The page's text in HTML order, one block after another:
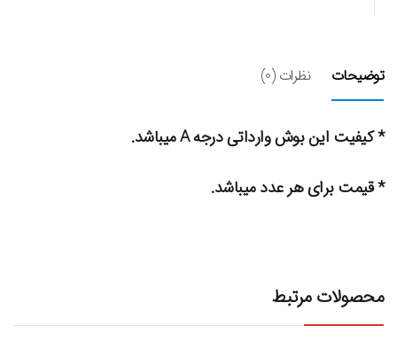
توضیحات نظرات (0)
* کیفیت این بوش وارداتی درجه A میباشد.
* قیمت برای هر عدد میباشد.
محصولات مرتبط